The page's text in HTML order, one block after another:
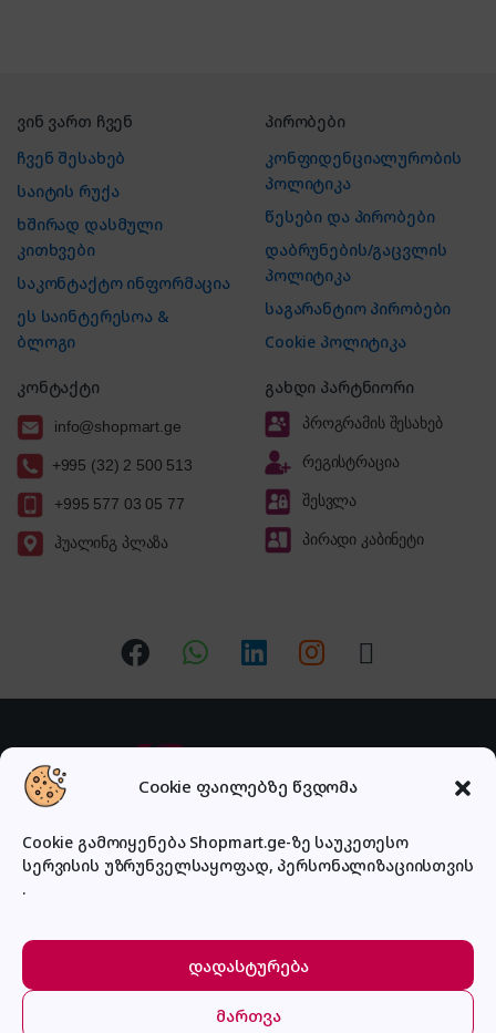
Cookie ფაილებზე წვდომა
Cookie გამოიყენება Shopmart.ge-ზე საუკეთესო
სერვისის უზრუნველსაყოფად, პერსონალიზაციისთვის
.
დადასტურება
მართვა
ვინ ვართ ჩვენ
ჩვენ შესახებ
საიტის რუქა
ხშირად დასმული
კითხვები
საკონტაქტო ინფორმაცია
ეს საინტერესოა &
ბლოგი
პირობები
კონფიდენციალურობის
პოლიტიკა
წესები და პირობები
დაბრუნების/გაცვლის
პოლიტიკა
საგარანტიო პირობები
Cookie პოლიტიკა
კონტაქტი
info@shopmart.ge
+995 (32) 2 500 513
+995 577 03 05 77
ჰუალინგ პლაზა
გახდი პარტნიორი
პროგრამის შესახებ
რეგისტრაცია
შესვლა
პირადი კაბინეტი
გაქვს შეკითხვა?